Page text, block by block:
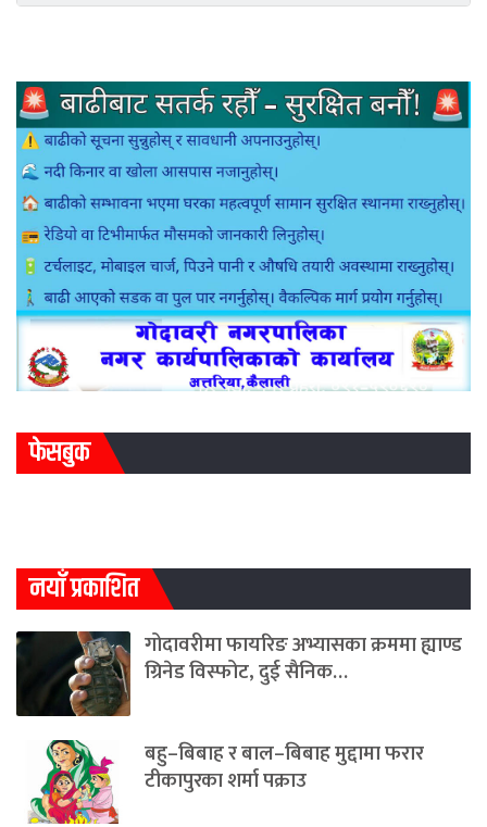
फेसबुक
नयाँ प्रकाशित
गोदावरीमा फायरिङ अभ्यासका क्रममा ह्याण्ड
ग्रिनेड विस्फोट, दुई सैनिक…
बहु–बिबाह र बाल–बिबाह मुद्दामा फरार
टीकापुरका शर्मा पक्राउ